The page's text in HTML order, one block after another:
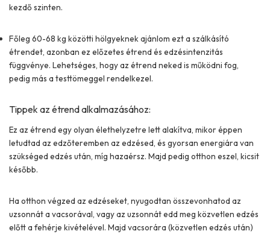
kezdő szinten.
Főleg 60-68 kg közötti hölgyeknek ajánlom ezt a szálkásító
étrendet, azonban ez előzetes étrend és edzésintenzitás
függvénye. Lehetséges, hogy az étrend neked is működni fog,
pedig más a testtömeggel rendelkezel.
Tippek az étrend alkalmazásához:
Ez az étrend egy olyan élethelyzetre lett alakítva, mikor éppen
letudtad az edzőteremben az edzésed, és gyorsan energiára van
szükséged edzés után, míg hazaérsz. Majd pedig otthon eszel, kicsit
később.
Ha otthon végzed az edzéseket, nyugodtan összevonhatod az
uzsonnát a vacsorával, vagy az uzsonnát edd meg közvetlen edzés
előtt a fehérje kivételével. Majd vacsorára (közvetlen edzés után)